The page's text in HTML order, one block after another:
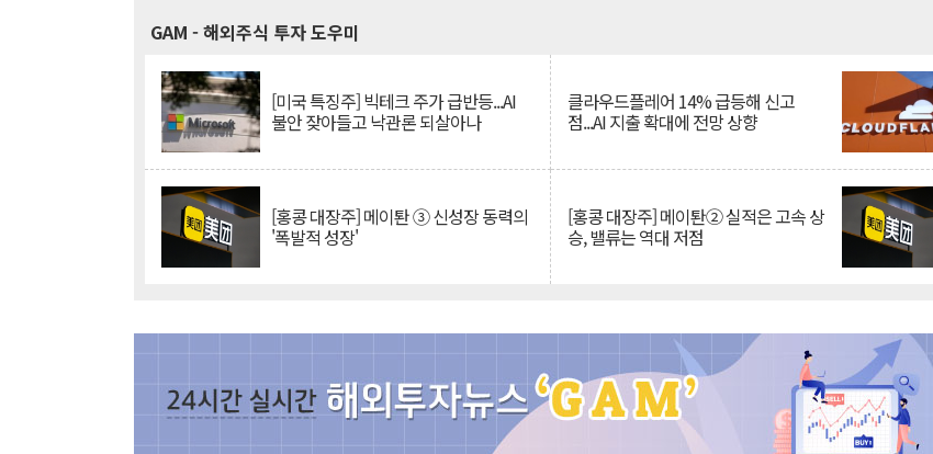
GAM - 해외주식 투자 도우미
[미국 특징주] 빅테크 주가 급반등...AI
불안 잦아들고 낙관론 되살아나
클라우드플레어 14% 급등해 신고
점...AI 지출 확대에 전망 상향
[홍콩 대장주] 메이퇀 ③ 신성장 동력의
'폭발적 성장'
[홍콩 대장주] 메이퇀② 실적은 고속 상
승, 밸류는 역대 저점